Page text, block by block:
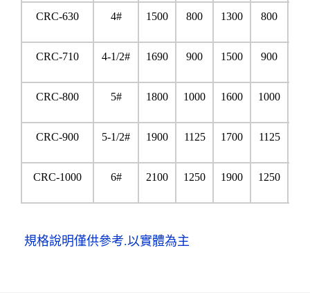
CRC-630 4# 1500 800 1300 800
CRC-710 4-1/2# 1690 900 1500 900
CRC-800 5# 1800 1000 1600 1000
CRC-900 5-1/2# 1900 1125 1700 1125
CRC-1000 6# 2100 1250 1900 1250
規格說明僅供參考.以實體為主